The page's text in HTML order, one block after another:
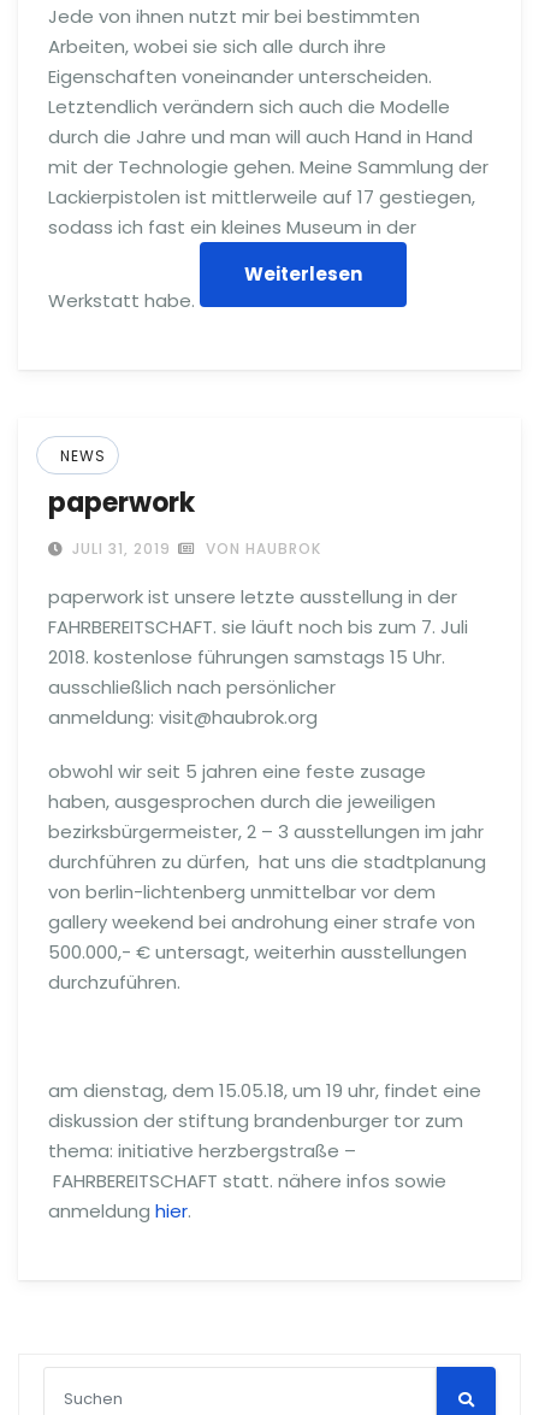
Jede von ihnen nutzt mir bei bestimmten
Arbeiten, wobei sie sich alle durch ihre
Eigenschaften voneinander unterscheiden.
Letztendlich verändern sich auch die Modelle
durch die Jahre und man will auch Hand in Hand
mit der Technologie gehen. Meine Sammlung der
Lackierpistolen ist mittlerweile auf 17 gestiegen,
sodass ich fast ein kleines Museum in der
Werkstatt habe.
Weiterlesen
NEWS
paperwork
JULI 31, 2019 VON HAUBROK
paperwork ist unsere letzte ausstellung in der
FAHRBEREITSCHAFT. sie läuft noch bis zum 7. Juli
2018. kostenlose führungen samstags 15 Uhr.
ausschließlich nach persönlicher
anmeldung: visit@haubrok.org
obwohl wir seit 5 jahren eine feste zusage
haben, ausgesprochen durch die jeweiligen
bezirksbürgermeister, 2 – 3 ausstellungen im jahr
durchführen zu dürfen, hat uns die stadtplanung
von berlin-lichtenberg unmittelbar vor dem
gallery weekend bei androhung einer strafe von
500.000,- € untersagt, weiterhin ausstellungen
durchzuführen.
am dienstag, dem 15.05.18, um 19 uhr, findet eine
diskussion der stiftung brandenburger tor zum
thema: initiative herzbergstraße –
FAHRBEREITSCHAFT statt. nähere infos sowie
anmeldung hier.